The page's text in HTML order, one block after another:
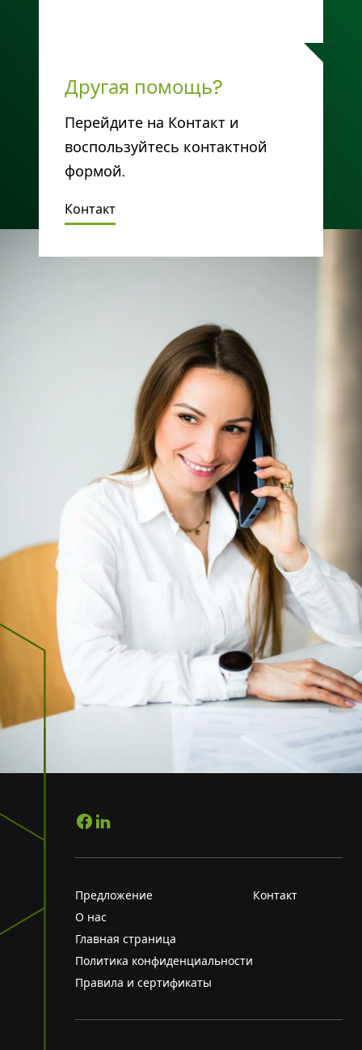
Другая помощь?
Перейдите на Контакт и
воспользуйтесь контактной
формой.
Контакт
Предложение
О нас
Главная страница
Политика конфиденциальности
Правила и сертификаты
Контакт